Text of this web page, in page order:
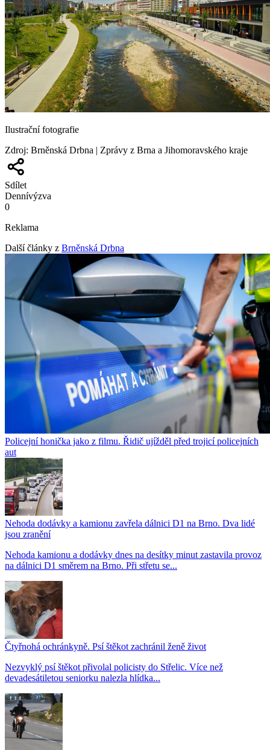
Ilustrační fotografie
Zdroj: Brněnská Drbna | Zprávy z Brna a Jihomoravského kraje
Sdílet
Dennívýzva
0
Reklama
Další články z Brněnská Drbna
Policejní honička jako z filmu. Řidič ujížděl před trojicí policejních
aut
Nehoda dodávky a kamionu zavřela dálnici D1 na Brno. Dva lidé
jsou zranění
Nehoda kamionu a dodávky dnes na desítky minut zastavila provoz
na dálnici D1 směrem na Brno. Při střetu se...
Čtyřnohá ochránkyně. Psí štěkot zachránil ženě život
Nezvyklý psí štěkot přivolal policisty do Střelic. Více než
devadesátiletou seniorku nalezla hlídka...